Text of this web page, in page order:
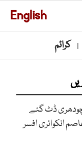
English
| کرائم
چودھری ڈٹ گئے
انکوائری افسر